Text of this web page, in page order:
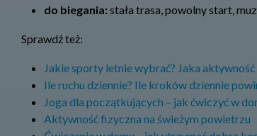
do biegania: stała trasa, powolny start,
Sprawdź też:
Jakie sporty letnie wybrać? Jaka
Ile ruchu dziennie? Ile kroków dziennie
Joga dla początkujących – jak ćwiczyć w
Aktywność fizyczna na świeżym powietrzu